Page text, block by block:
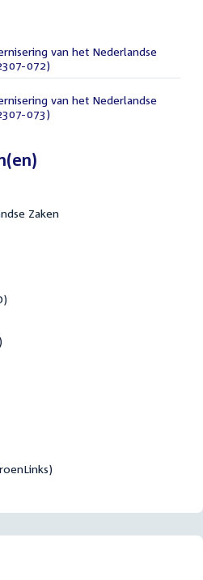
van het Nederlandse
072)
van het Nederlandse
073)
Zaken